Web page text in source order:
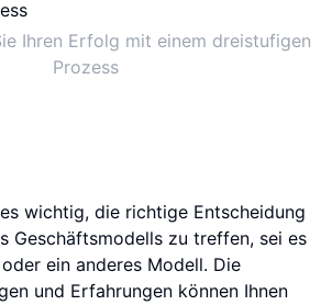
Ihren Erfolg mit einem dreistufigen
Prozess
wichtig, die richtige Entscheidung
Geschäftsmodells zu treffen, sei es
ein anderes Modell. Die
und Erfahrungen können Ihnen